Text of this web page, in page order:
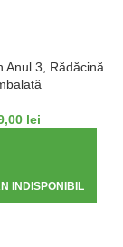
Anul 3, Rădăcină
lei
INDISPONIBIL